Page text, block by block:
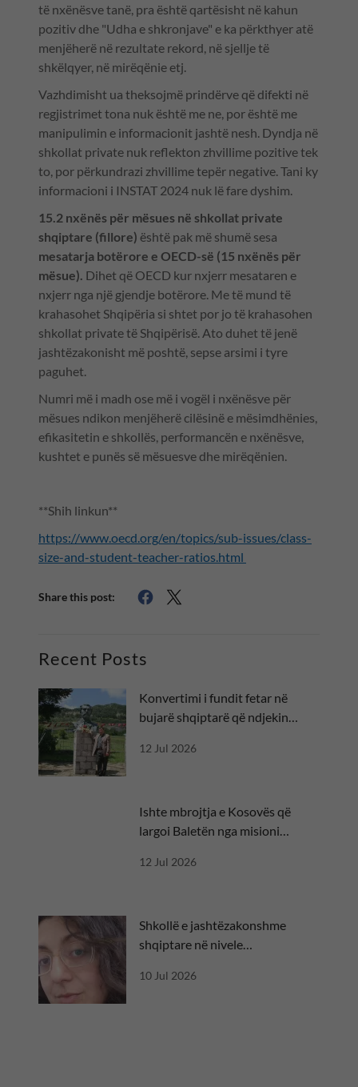
të nxënësve tanë, pra është qartësisht në kahun
pozitiv dhe "Udha e shkronjave" e ka përkthyer atë
menjëherë në rezultate rekord, në sjellje të
shkëlqyer, në mirëqënie etj.
Vazhdimisht ua theksojmë prindërve që difekti në
regjistrimet tona nuk është me ne, por është me
manipulimin e informacionit jashtë nesh. Dyndja në
shkollat private nuk reflekton zhvillime pozitive tek
to, por përkundrazi zhvillime tepër negative. Tani ky
informacioni i INSTAT 2024 nuk lë fare dyshim.
15.2 nxënës për mësues në shkollat private
shqiptare (fillore) është pak më shumë sesa
mesatarja botërore e OECD-së (15 nxënës për
mësue). Dihet që OECD kur nxjerr mesataren e
nxjerr nga një gjendje botërore. Me të mund të
krahasohet Shqipëria si shtet por jo të krahasohen
shkollat private të Shqipërisë. Ato duhet të jenë
jashtëzakonisht më poshtë, sepse arsimi i tyre
paguhet.
Numri më i madh ose më i vogël i nxënësve për
mësues ndikon menjëherë cilësinë e mësimdhënies,
efikasitetin e shkollës, performancën e nxënësve,
kushtet e punës së mësuesve dhe mirëqënien.
**Shih linkun**
https://www.oecd.org/en/topics/sub-issues/class-
size-and-student-teacher-ratios.html
Share this post:
Recent Posts
Konvertimi i fundit fetar në
bujarë shqiptarë që ndjekin
12 Jul 2026
Ishte mbrojtja e Kosovës që
largoi Baletën nga misioni
12 Jul 2026
Shkollë e jashtëzakonshme
shqiptare në nivele
10 Jul 2026